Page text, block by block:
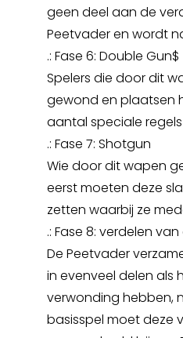
geen deel aan de
Peetvader en wordt
.: Fase 6: Double Gun$
Spelers die door dit
gewond en plaatsen
aantal speciale
.: Fase 7: Shotgun
Wie door dit wapen
eerst moeten deze
zetten waarbij ze
.: Fase 8: verdelen
De Peetvader
in evenveel delen als
verwonding hebben,
basisspel moet deze